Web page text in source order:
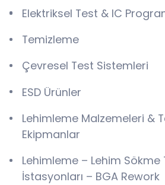
Elektriksel Test & IC
Temizleme
Çevresel Test Sistemleri
ESD Ürünler
Lehimleme Malzemeleri &
Ekipmanlar
Lehimleme – Lehim Sökme
İstasyonları – BGA Rework